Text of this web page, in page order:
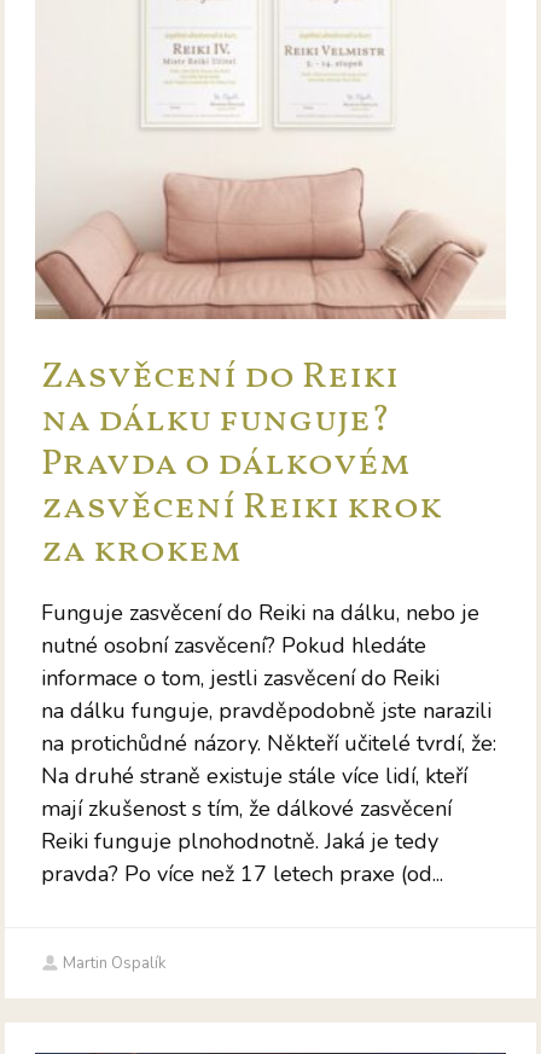
Zasvěcení do Reiki
na dálku funguje?
Pravda o dálkovém
zasvěcení Reiki krok
za krokem
Funguje zasvěcení do Reiki na dálku, nebo je
nutné osobní zasvěcení? Pokud hledáte
informace o tom, jestli zasvěcení do Reiki
na dálku funguje, pravděpodobně jste narazili
na protichůdné názory. Někteří učitelé tvrdí, že:
Na druhé straně existuje stále více lidí, kteří
mají zkušenost s tím, že dálkové zasvěcení
Reiki funguje plnohodnotně. Jaká je tedy
pravda? Po více než 17 letech praxe (od...
Martin Ospalík